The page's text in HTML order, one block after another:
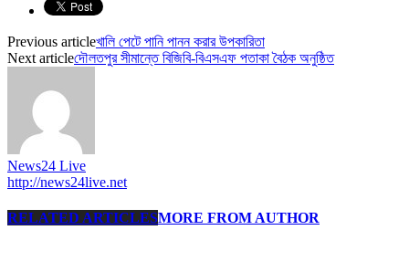
Previous articleখালি পেটে পানি পানন করার উপকারিতা
Next articleদৌলতপুর সীমান্তে বিজিবি-বিএসএফ পতাকা বৈঠক অনুষ্ঠিত
News24 Live
http://news24live.net
RELATED ARTICLESMORE FROM AUTHOR